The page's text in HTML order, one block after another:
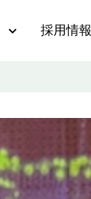
採用情報